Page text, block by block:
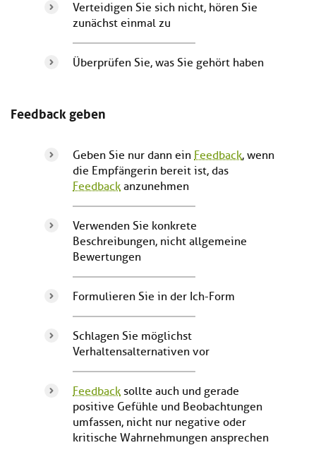
Verteidigen Sie sich nicht, hören Sie
zunächst einmal zu
Überprüfen Sie, was Sie gehört haben
Feedback geben
Geben Sie nur dann ein Feedback, wenn
die Empfängerin bereit ist, das
Feedback anzunehmen
Verwenden Sie konkrete
Beschreibungen, nicht allgemeine
Bewertungen
Formulieren Sie in der Ich-Form
Schlagen Sie möglichst
Verhaltensalternativen vor
Feedback sollte auch und gerade
positive Gefühle und Beobachtungen
umfassen, nicht nur negative oder
kritische Wahrnehmungen ansprechen